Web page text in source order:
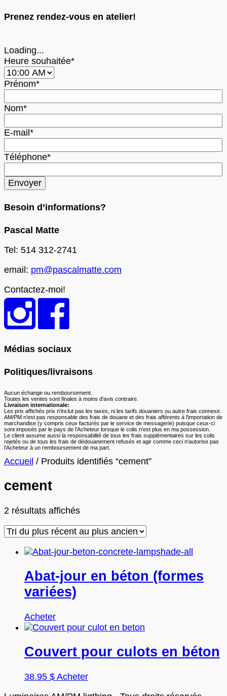
Prenez rendez-vous en atelier!
Loading...
Heure souhaitée*
Prénom*
Nom*
E-mail*
Téléphone*
Besoin d’informations?
Pascal Matte
Tel: 514 312-2741
email: pm@pascalmatte.com
Contactez-moi!
Médias sociaux
Politiques/livraisons
Aucun échange ou remboursement.
Toutes les ventes sont finales à moins d'avis contraire.
Livraison internationale:
Les prix affichés prix n'inclut pas les taxes, ni les tarifs douaniers ou autre frais connexe.
AM/PM n'est pas responsable des frais de douane et des frais afférents à l'importation de
marchandise (y compris ceux facturés par le service de messagerie) puisque ceux-ci
sont imposés par le pays de l'Acheteur lorsque le colis n'est plus en ma possession.
Le client assume aussi la responsabilité de tous les frais supplémentaires sur les colis
rejetés ou de tous les frais de dédouanement refusés et agir comme ceci n'autorise pas
l'Acheteur à un remboursement de ma part.
Accueil / Produits identifiés “cement”
cement
2 résultats affichésTrié
plus
au
ancien
Abat-jour en béton (formes
variées)
Acheter
Couvert pour culots en béton
38.95 $ Acheter